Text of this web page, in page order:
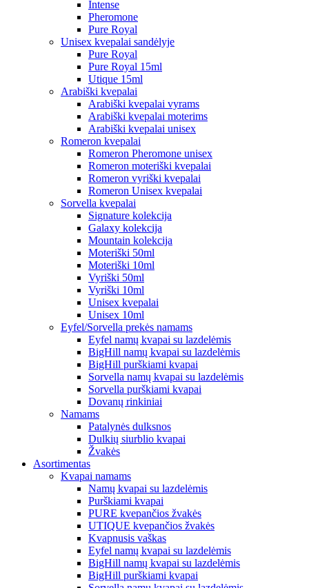
Intense
Pheromone
Pure Royal
Unisex kvepalai sandėlyje
Pure Royal
Pure Royal 15ml
Utique 15ml
Arabiški kvepalai
Arabiški kvepalai vyrams
Arabiški kvepalai moterims
Arabiški kvepalai unisex
Romeron kvepalai
Romeron Pheromone unisex
Romeron moteriški kvepalai
Romeron vyriški kvepalai
Romeron Unisex kvepalai
Sorvella kvepalai
Signature kolekcija
Galaxy kolekcija
Mountain kolekcija
Moteriški 50ml
Moteriški 10ml
Vyriški 50ml
Vyriški 10ml
Unisex kvepalai
Unisex 10ml
Eyfel/Sorvella prekės namams
Eyfel namų kvapai su lazdelėmis
BigHill namų kvapai su lazdelėmis
BigHill purškiami kvapai
Sorvella namų kvapai su lazdelėmis
Sorvella purškiami kvapai
Dovanų rinkiniai
Namams
Patalynės dulksnos
Dulkių siurblio kvapai
Žvakės
Asortimentas
Kvapai namams
Namų kvapai su lazdelėmis
Purškiami kvapai
PURE kvepančios žvakės
UTIQUE kvepančios žvakės
Kvapnusis vaškas
Eyfel namų kvapai su lazdelėmis
BigHill namų kvapai su lazdelėmis
BigHill purškiami kvapai